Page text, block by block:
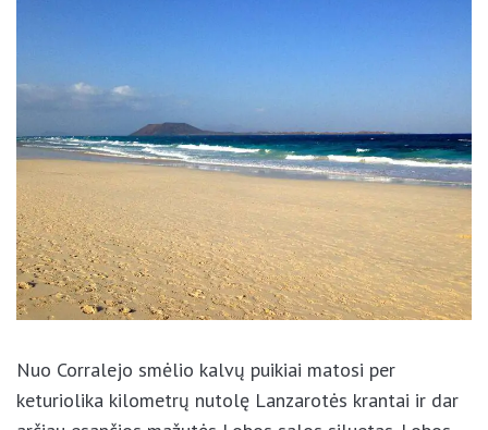
Nuo Corralejo smėlio kalvų puikiai matosi per
keturiolika kilometrų nutolę Lanzarotės krantai ir